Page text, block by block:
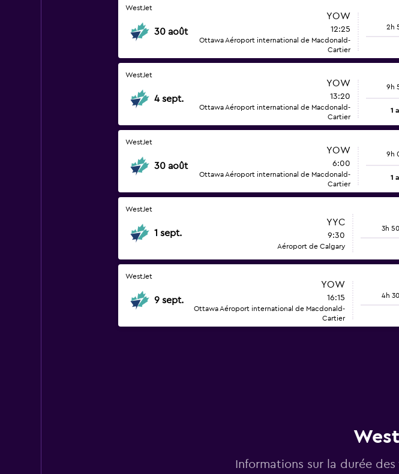
WestJet
30 août
YOW
12:25
Ottawa Aéroport international de Macdonald-
Cartier
2h
WestJet
4 sept.
YOW
13:20
Ottawa Aéroport international de Macdonald-
Cartier
9h
1
WestJet
30 août
YOW
6:00
Ottawa Aéroport international de Macdonald-
Cartier
9h
1
WestJet
1 sept.
YYC
9:30
Aéroport de Calgary
3h
WestJet
9 sept.
YOW
16:15
Ottawa Aéroport international de Macdonald-
Cartier
4h
Informations sur la durée